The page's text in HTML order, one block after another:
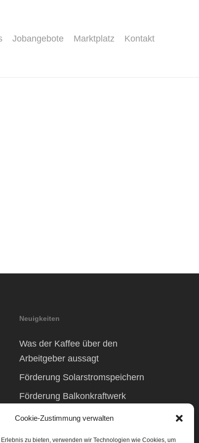
Cookie-Zustimmung verwalten
zu bieten, verwenden wir Technologien wie Cookies, um
Jobangebote Marktplatz Kontakt
Neuigkeiten
Was der Kaffee über den
Arbeitgeber aussagt
Förderung Solarstromspeichern
Förderung Balkonkraftwerk